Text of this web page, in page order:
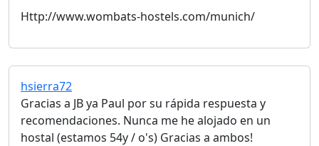
Http://www.wombats-hostels.com/munich/
hsierra72
Gracias a JB ya Paul por su rápida respuesta y
recomendaciones. Nunca me he alojado en un
hostal (estamos 54y / o's) Gracias a ambos!